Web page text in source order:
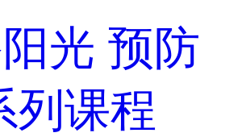
阳光 预防
列课程